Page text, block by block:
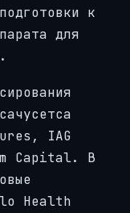
к
для
IAG
Capital. В
Health